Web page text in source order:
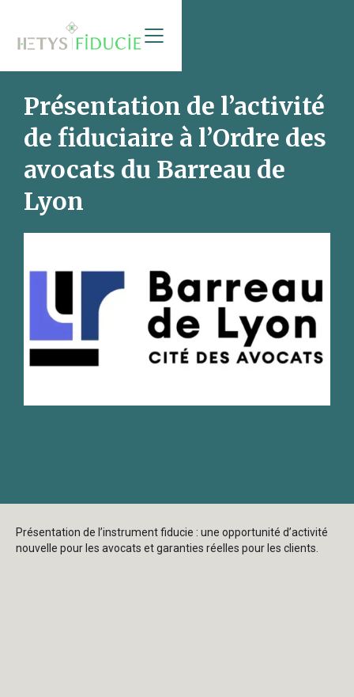
Présentation de l’activité
de fiduciaire à l’Ordre des
avocats du Barreau de
Lyon
Présentation de l’instrument fiducie : une opportunité d’activité
nouvelle pour les avocats et garanties réelles pour les clients.